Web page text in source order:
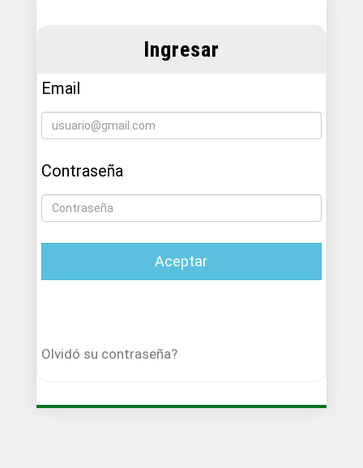
Ingresar
Email
Contraseña
Aceptar
Olvidó su contraseña?